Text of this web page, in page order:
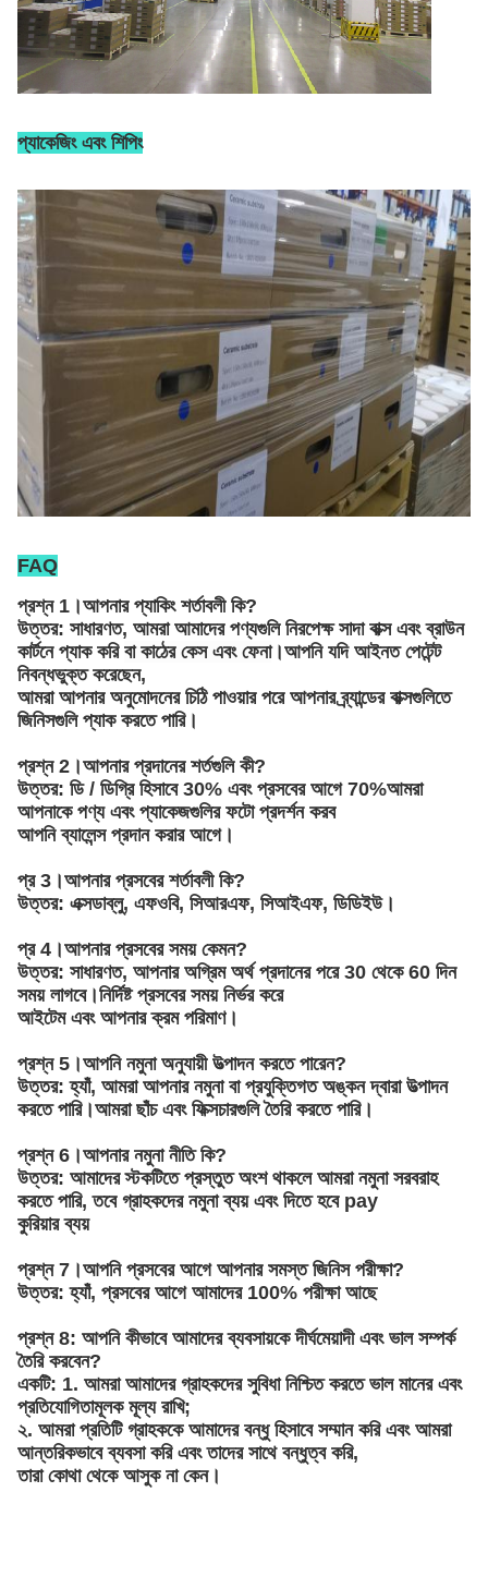
প্যাকেজিং এবং শিপিং
FAQ
প্রশ্ন 1।আপনার প্যাকিং শর্তাবলী কি?
উত্তর: সাধারণত, আমরা আমাদের পণ্যগুলি নিরপেক্ষ সাদা বাক্স এবং ব্রাউন
কার্টনে প্যাক করি বা কাঠের কেস এবং ফেনা।আপনি যদি আইনত পেটেন্ট
নিবন্ধভুক্ত করেছেন,
আমরা আপনার অনুমোদনের চিঠি পাওয়ার পরে আপনার ব্র্যান্ডের বাক্সগুলিতে
জিনিসগুলি প্যাক করতে পারি।
প্রশ্ন 2।আপনার প্রদানের শর্তগুলি কী?
উত্তর: ডি / ডিগ্রি হিসাবে 30% এবং প্রসবের আগে 70%আমরা
আপনাকে পণ্য এবং প্যাকেজগুলির ফটো প্রদর্শন করব
আপনি ব্যালেন্স প্রদান করার আগে।
প্র 3।আপনার প্রসবের শর্তাবলী কি?
উত্তর: এক্সডাব্লু, এফওবি, সিআরএফ, সিআইএফ, ডিডিইউ।
প্র 4।আপনার প্রসবের সময় কেমন?
উত্তর: সাধারণত, আপনার অগ্রিম অর্থ প্রদানের পরে 30 থেকে 60 দিন
সময় লাগবে।নির্দিষ্ট প্রসবের সময় নির্ভর করে
আইটেম এবং আপনার ক্রম পরিমাণ।
প্রশ্ন 5।আপনি নমুনা অনুযায়ী উত্পাদন করতে পারেন?
উত্তর: হ্যাঁ, আমরা আপনার নমুনা বা প্রযুক্তিগত অঙ্কন দ্বারা উত্পাদন
করতে পারি।আমরা ছাঁচ এবং ফিক্সচারগুলি তৈরি করতে পারি।
প্রশ্ন 6।আপনার নমুনা নীতি কি?
উত্তর: আমাদের স্টকটিতে প্রস্তুত অংশ থাকলে আমরা নমুনা সরবরাহ
করতে পারি, তবে গ্রাহকদের নমুনা ব্যয় এবং দিতে হবে pay
কুরিয়ার ব্যয়
প্রশ্ন 7।আপনি প্রসবের আগে আপনার সমস্ত জিনিস পরীক্ষা?
উত্তর: হ্যাঁ, প্রসবের আগে আমাদের 100% পরীক্ষা আছে
প্রশ্ন 8: আপনি কীভাবে আমাদের ব্যবসায়কে দীর্ঘমেয়াদী এবং ভাল সম্পর্ক
তৈরি করবেন?
একটি: 1. আমরা আমাদের গ্রাহকদের সুবিধা নিশ্চিত করতে ভাল মানের এবং
প্রতিযোগিতামূলক মূল্য রাখি;
২. আমরা প্রতিটি গ্রাহককে আমাদের বন্ধু হিসাবে সম্মান করি এবং আমরা
আন্তরিকভাবে ব্যবসা করি এবং তাদের সাথে বন্ধুত্ব করি,
তারা কোথা থেকে আসুক না কেন।